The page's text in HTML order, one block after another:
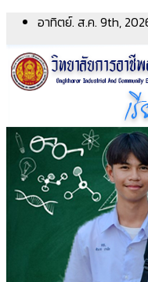
Skip
content
อาทิตย์. ส.ค. 9th,